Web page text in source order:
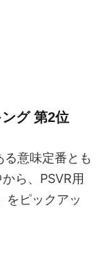
グ 第2位
意味定番とも
ら、PSVR用
をピックアッ